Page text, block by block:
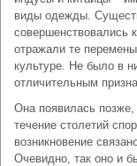
виды одежды.
совершенствовались
отражали те
культуре. Не было в
отличительным
Она появилась
течение столетий
возникновение
Очевидно, так оно и